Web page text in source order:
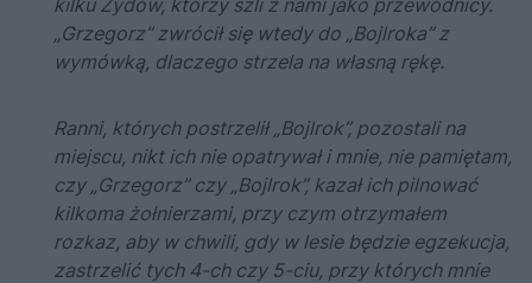
„Grzegorz” zwrócił się wtedy do „Bojlroka” z
wymówką, dlaczego strzela na własną rękę.
Ranni, których postrzelił „Bojlrok”, pozostali na
miejscu, nikt ich nie opatrywał i mnie, nie pamiętam,
czy „Grzegorz” czy „Bojlrok”, kazał ich pilnować
kilkoma żołnierzami, przy czym otrzymałem
rozkaz, aby w chwili, gdy w lesie będzie egzekucja,
zastrzelić tych 4-ch czy 5-ciu, przy których mnie